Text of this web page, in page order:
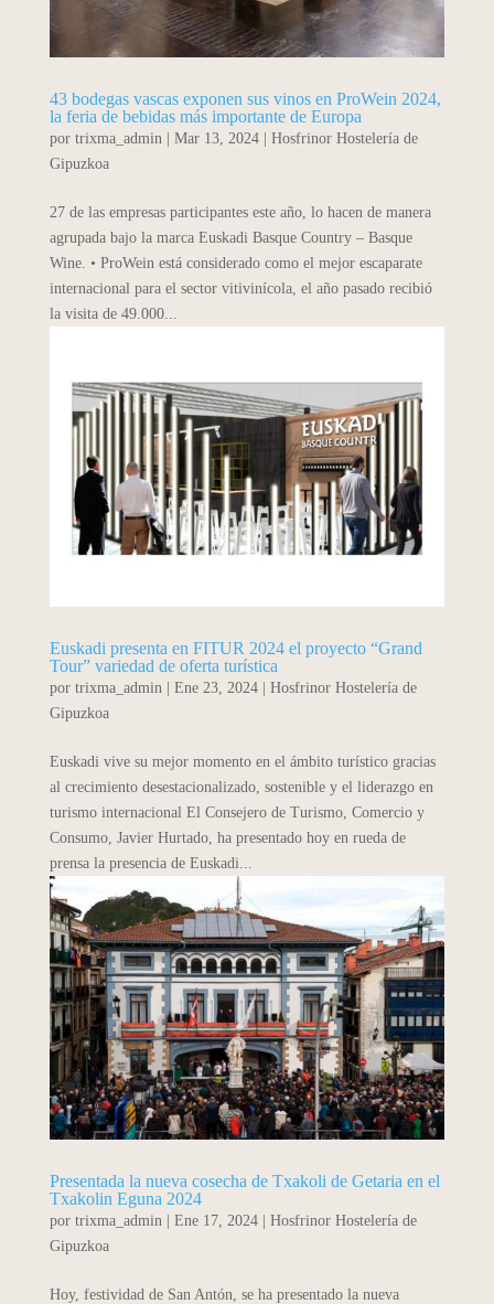
43 bodegas vascas exponen sus vinos en ProWein 2024,
la feria de bebidas más importante de Europa
por trixma_admin Mar 13, 2024| Hosfrinor Hostelería de
Gipuzkoa
27 de las empresas participantes este año, lo hacen de manera
agrupada bajo la marca Euskadi Basque Country – Basque
Wine. • ProWein está considerado como el mejor escaparate
internacional para el sector vitivinícola, el año pasado recibió
la visita de 49.000...
Euskadi presenta en FITUR 2024 el proyecto “Grand
Tour” variedad de oferta turística
por trixma_admin | Ene 23, 2024| Hosfrinor Hostelería de
Gipuzkoa
Euskadi vive su mejor momento en el ámbito turístico gracias
al crecimiento desestacionalizado, sostenible y el liderazgo en
turismo internacional El Consejero de Turismo, Comercio y
Consumo, Javier Hurtado, ha presentado hoy en rueda de
prensa la presencia de Euskadi...
Presentada la nueva cosecha de Txakoli de Getaria en el
Txakolin Eguna 2024
por trixma_admin | Ene 17, 2024| Hosfrinor Hostelería de
Gipuzkoa
Hoy, festividad de San Antón, se ha presentado la nueva